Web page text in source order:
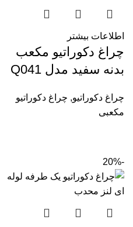
اطلاعات بیشتر
چراغ دکوراتیو مکعب
بدنه سفید مدل Q041
چراغ دکوراتیو, چراغ دکوراتیو
مکعبی
-20%